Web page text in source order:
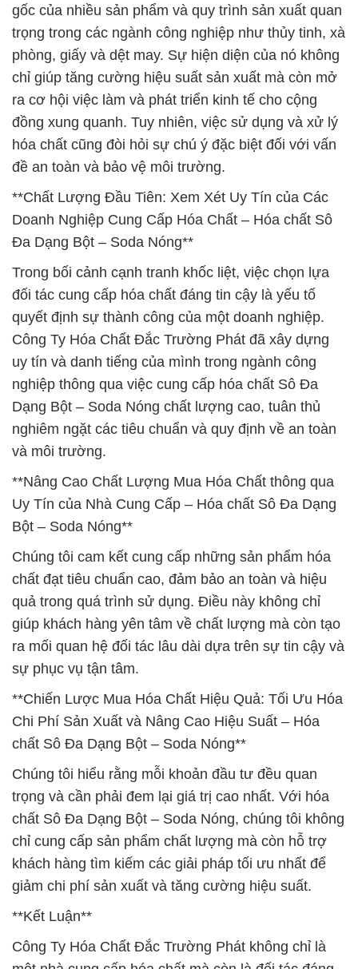
gốc của nhiều sản phẩm và quy trình sản xuất quan
trọng trong các ngành công nghiệp như thủy tinh, xà
phòng, giấy và dệt may. Sự hiện diện của nó không
chỉ giúp tăng cường hiệu suất sản xuất mà còn mở
ra cơ hội việc làm và phát triển kinh tế cho cộng
đồng xung quanh. Tuy nhiên, việc sử dụng và xử lý
hóa chất cũng đòi hỏi sự chú ý đặc biệt đối với vấn
đề an toàn và bảo vệ môi trường.
**Chất Lượng Đầu Tiên: Xem Xét Uy Tín của Các
Doanh Nghiệp Cung Cấp Hóa Chất – Hóa chất Sô
Đa Dạng Bột – Soda Nóng**
Trong bối cảnh cạnh tranh khốc liệt, việc chọn lựa
đối tác cung cấp hóa chất đáng tin cậy là yếu tố
quyết định sự thành công của một doanh nghiệp.
Công Ty Hóa Chất Đắc Trường Phát đã xây dựng
uy tín và danh tiếng của mình trong ngành công
nghiệp thông qua việc cung cấp hóa chất Sô Đa
Dạng Bột – Soda Nóng chất lượng cao, tuân thủ
nghiêm ngặt các tiêu chuẩn và quy định về an toàn
và môi trường.
**Nâng Cao Chất Lượng Mua Hóa Chất thông qua
Uy Tín của Nhà Cung Cấp – Hóa chất Sô Đa Dạng
Bột – Soda Nóng**
Chúng tôi cam kết cung cấp những sản phẩm hóa
chất đạt tiêu chuẩn cao, đảm bảo an toàn và hiệu
quả trong quá trình sử dụng. Điều này không chỉ
giúp khách hàng yên tâm về chất lượng mà còn tạo
ra mối quan hệ đối tác lâu dài dựa trên sự tin cậy và
sự phục vụ tận tâm.
**Chiến Lược Mua Hóa Chất Hiệu Quả: Tối Ưu Hóa
Chi Phí Sản Xuất và Nâng Cao Hiệu Suất – Hóa
chất Sô Đa Dạng Bột – Soda Nóng**
Chúng tôi hiểu rằng mỗi khoản đầu tư đều quan
trọng và cần phải đem lại giá trị cao nhất. Với hóa
chất Sô Đa Dạng Bột – Soda Nóng, chúng tôi không
chỉ cung cấp sản phẩm chất lượng mà còn hỗ trợ
khách hàng tìm kiếm các giải pháp tối ưu nhất để
giảm chi phí sản xuất và tăng cường hiệu suất.
**Kết Luận**
Công Ty Hóa Chất Đắc Trường Phát không chỉ là